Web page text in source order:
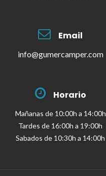
Email
info@gumercamper.com
Horario
Mañanas de 10:00h a 14:00h
Tardes de 16:00h a 19:00h
Sabados de 10:30h a 14:00h